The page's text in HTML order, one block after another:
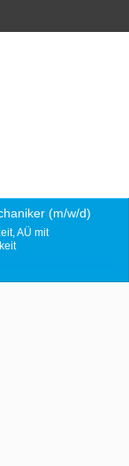
(m/w/d)
Vollzeit, AÜ mit